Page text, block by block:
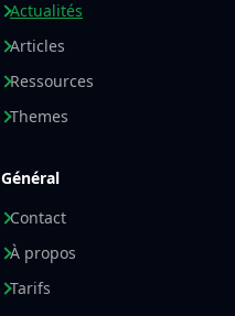
Actualités
Articles
Ressources
Themes
Général
Contact
À propos
Tarifs